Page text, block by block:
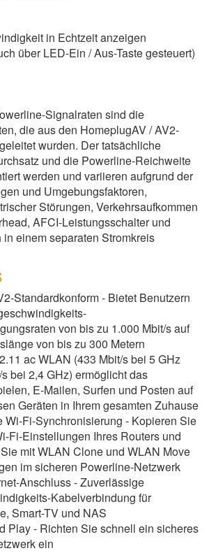
in Echtzeit anzeigen
über LED-Ein / Aus-Taste gesteuert)
Signalraten sind die
die aus den HomeplugAV / AV2-
wurden. Der tatsächliche
und die Powerline-Reichweite
werden und variieren aufgrund der
und Umgebungsfaktoren,
Störungen, Verkehrsaufkommen
AFCI-Leistungsschalter und
einem separaten Stromkreis
Standardkonform - Bietet Benutzern
von bis zu 1.000 Mbit/s auf
von bis zu 300 Metern
ac WLAN (433 Mbit/s bei 5 GHz
bei 2,4 GHz) ermöglicht das
E-Mailen, Surfen und Posten auf
Geräten in Ihrem gesamten Zuhause
Wi-Fi-Synchronisierung - Kopieren Sie
Fi-Einstellungen Ihres Routers und
mit WLAN Clone und WLAN Move
im sicheren Powerline-Netzwerk
Anschluss - Zuverlässige
Kabelverbindung für
Smart-TV und NAS
Play - Richten Sie schnell ein sicheres
ein